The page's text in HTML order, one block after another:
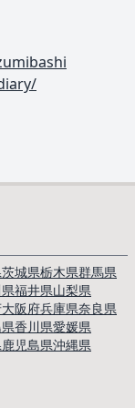
茨城県栃木県群馬県
福井県山梨県
大阪府兵庫県奈良県
香川県愛媛県
鹿児島県沖縄県